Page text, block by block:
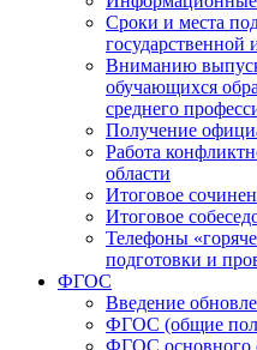
Сроки и места
государственной
Вниманию
обучающихся
среднего
Получение
Работа
области
Итоговое
Итоговое
Телефоны
подготовки и
ФГОС
Введение
ФГОС (общие